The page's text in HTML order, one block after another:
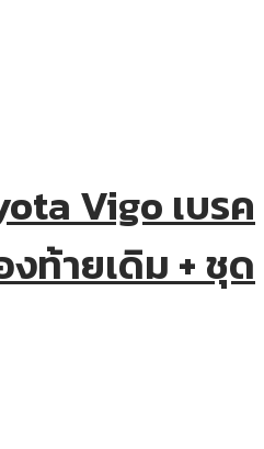
Vigo เบรค
งท้ายเดิม + ชุด